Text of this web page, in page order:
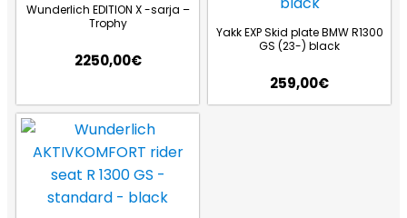
Wunderlich EDITION X -sarja –
Trophy
2250,00€
Yakk EXP Skid plate BMW R1300
GS (23-) black
259,00€